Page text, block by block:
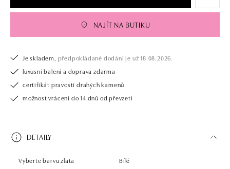
NAJÍT NA BUTIKU
Je skladem, předpokládané dodání je už 18.08.2026.
luxusní balení a doprava zdarma
certifikát pravosti drahých kamenů
možnost vrácení do 14 dnů od převzetí
DETAILY
Vyberte barvu zlata
Bílé